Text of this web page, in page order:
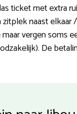
ticket met extra
naast
vergen soms
De